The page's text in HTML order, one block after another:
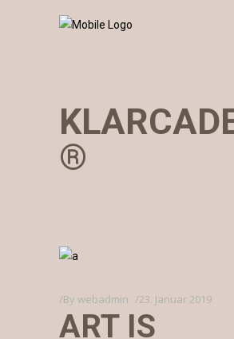
®
By webadmin 23. Januar 2019
ART IS